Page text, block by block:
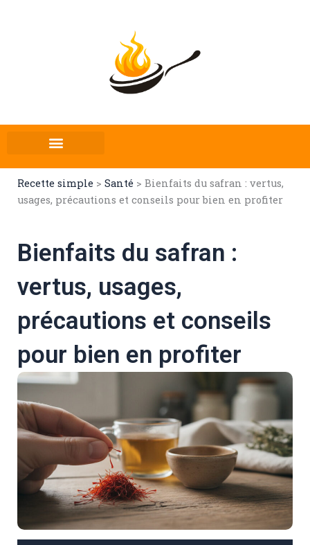
Recette simple > Santé > Bienfaits du safran : vertus,
usages, précautions et conseils pour bien en profiter
Bienfaits du safran :
vertus, usages,
précautions et conseils
pour bien en profiter